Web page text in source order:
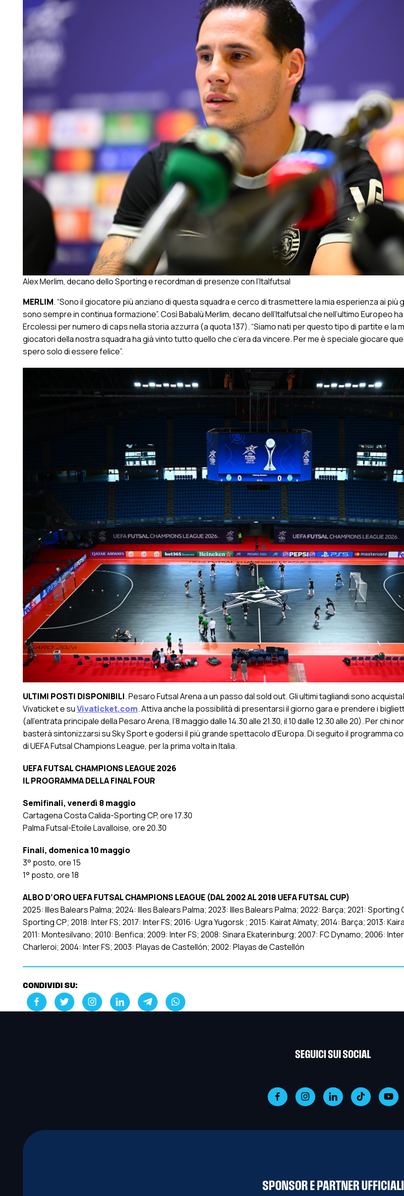
Alex Merlim, decano dello Sporting e recordman di presenze con l’Italfutsal
MERLIM. “Sono il giocatore più anziano di questa squadra e cerco di trasmettere la mia esperienza ai più
sono sempre in continua formazione”. Così Babalù Merlim, decano dell’Italfutsal che nell’ultimo Europeo
Ercolessi per numero di caps nella storia azzurra (a quota 137). “Siamo nati per questo tipo di partite e la
giocatori della nostra squadra ha già vinto tutto quello che c’era da vincere. Per me è speciale giocare
spero solo di essere felice”.
ULTIMI POSTI DISPONIBILI. Pesaro Futsal Arena a un passo dal sold out. Gli ultimi tagliandi sono
Vivaticket e suVivaticket.com. Attiva anche la possibilità di presentarsi il giorno gara e prendere i
(all’entrata principale della Pesaro Arena, l’8 maggio dalle 14.30 alle 21.30, il 10 dalle 12.30 alle 20). Per chi
basterà sintonizzarsi su Sky Sport e godersi il più grande spettacolo d’Europa. Di seguito il programma
di UEFA Futsal Champions League, per la prima volta in Italia.
UEFA FUTSAL CHAMPIONS LEAGUE 2026
IL PROGRAMMA DELLA FINAL FOUR
Semifinali, venerdì 8 maggio
Cartagena Costa Calida-Sporting CP, ore 17.30
Palma Futsal-Etoile Lavalloise, ore 20.30
Finali, domenica 10 maggio
3° posto, ore 15
1° posto, ore 18
ALBO D’ORO UEFA FUTSAL CHAMPIONS LEAGUE (DAL 2002 AL 2018 UEFA FUTSAL CUP)
2025: Illes Balears Palma; 2024: llles Balears Palma; 2023: llles Balears Palma; 2022: Barça; 2021: Sporting
Sporting CP; 2018: Inter FS; 2017: Inter FS; 2016: Ugra Yugorsk ; 2015: Kairat Almaty; 2014: Barça; 2013:
2011: Montesilvano; 2010: Benfica; 2009: Inter FS; 2008: Sinara Ekaterinburg; 2007: FC Dynamo; 2006:
Charleroi; 2004: Inter FS; 2003: Playas de Castellón; 2002: Playas de Castellón
CONDIVIDI SU:
SEGUICI SUI SOCIAL
SPONSOR E PARTNER UFFICIALI